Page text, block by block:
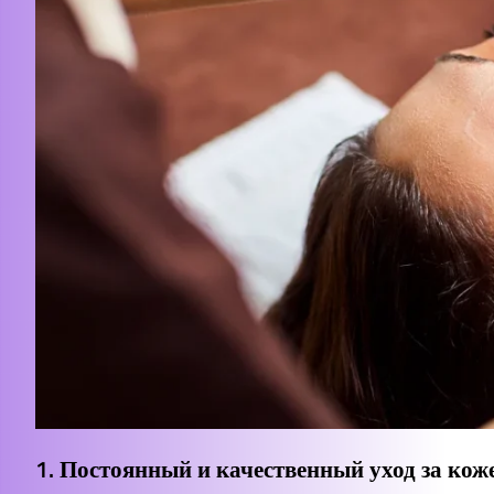
1. Постоянный и качественный уход за